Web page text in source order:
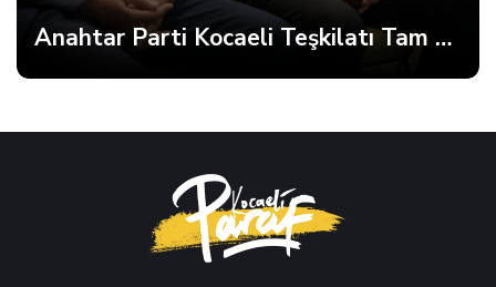
Anahtar Parti Kocaeli Teşkilatı Tam Kadro Toplandı